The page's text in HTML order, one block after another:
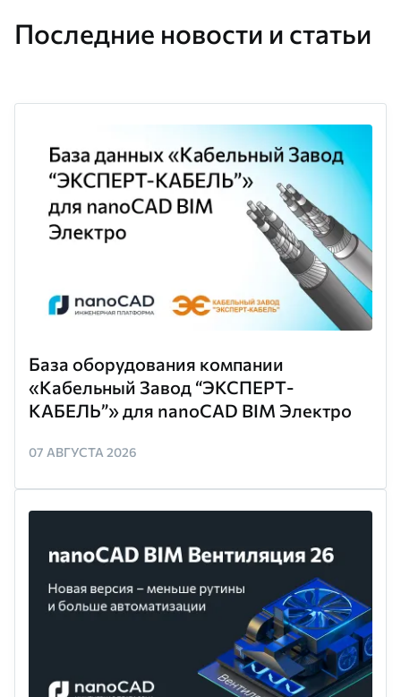
Последние новости и статьи
База оборудования компании
«Кабельный Завод “ЭКСПЕРТ-
КАБЕЛЬ”» для nanoCAD BIM Электро
07 АВГУСТА 2026